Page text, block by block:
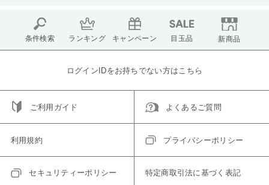
条件検索 ランキング キャンペーン 目玉品 新商品
ログインIDをお持ちでない方はこちら
ご利用ガイド よくあるご質問
利用規約 プライバシーポリシー
セキュリティーポリシー 特定商取引法に基づく表記